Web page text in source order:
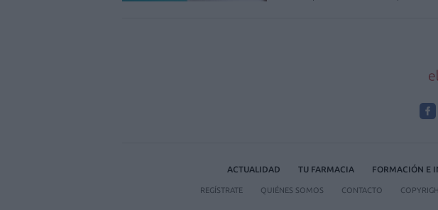
ACTUALIDAD TU FARMACIA FORMACIÓN E
REGÍSTRATE QUIÉNES SOMOS CONTACTO